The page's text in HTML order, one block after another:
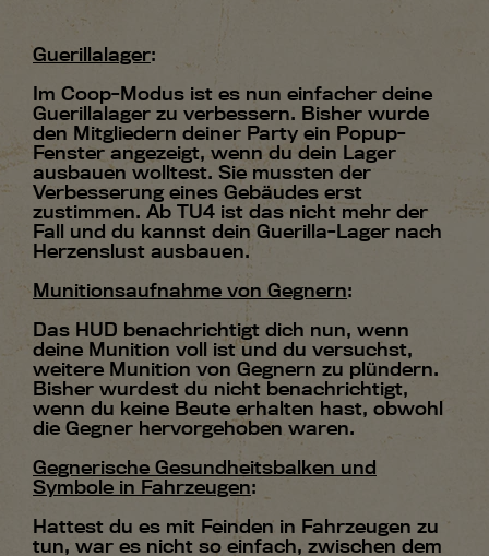
Guerillalager:
Im Coop-Modus ist es nun einfacher deine
Guerillalager zu verbessern. Bisher wurde
den Mitgliedern deiner Party ein Popup-
Fenster angezeigt, wenn du dein Lager
ausbauen wolltest. Sie mussten der
Verbesserung eines Gebäudes erst
zustimmen. Ab TU4 ist das nicht mehr der
Fall und du kannst dein Guerilla-Lager nach
Herzenslust ausbauen.
Munitionsaufnahme von Gegnern:
Das HUD benachrichtigt dich nun, wenn
deine Munition voll ist und du versuchst,
weitere Munition von Gegnern zu plündern.
Bisher wurdest du nicht benachrichtigt,
wenn du keine Beute erhalten hast, obwohl
die Gegner hervorgehoben waren.
Gegnerische Gesundheitsbalken und
Symbole in Fahrzeugen:
Hattest du es mit Feinden in Fahrzeugen zu
tun, war es nicht so einfach, zwischen dem